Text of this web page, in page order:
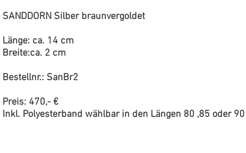
SANDDORN Silber braunvergoldet
Länge: ca. 14 cm
Breite:ca. 2 cm
Bestellnr.: SanBr2
Preis: 470,- €
Inkl. Polyesterband wählbar in den Längen 80 ,85 oder